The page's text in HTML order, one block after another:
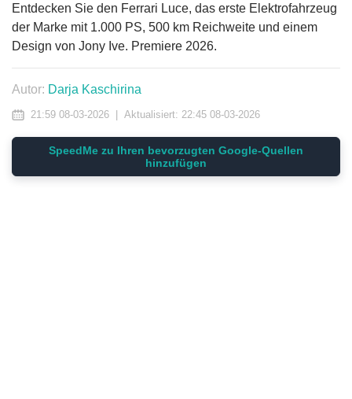
Entdecken Sie den Ferrari Luce, das erste Elektrofahrzeug
der Marke mit 1.000 PS, 500 km Reichweite und einem
Design von Jony Ive. Premiere 2026.
Autor: Darja Kaschirina
21:59 08-03-2026 Aktualisiert: 22:45 08-03-2026
SpeedMe zu Ihren bevorzugten Google-Quellen
hinzufügen